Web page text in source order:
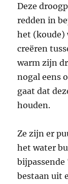
Deze
redden in
het (koude)
creëren
warm zijn
nogal eens
gaat dat
houden.
Ze zijn er
het water
bijpassende
bestaan uit